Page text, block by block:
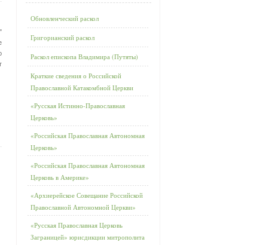
Обновленческий раскол
Григорианский раскол
Раскол епископа Владимира (Путяты)
Краткие сведения о Российской
Православной Катакомбной Церкви
«Русская Истинно-Православная
Церковь»
«Российская Православная Автономная
Церковь»
«Российская Православная Автономная
Церковь в Америке»
«Архиерейское Совещание Российской
Православной Автономной Церкви»
«Русская Православная Церковь
Заграницей» юрисдикции митрополита